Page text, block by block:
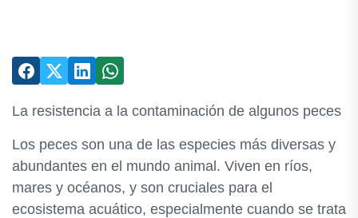
La resistencia a la contaminación de algunos peces
Los peces son una de las especies más diversas y
abundantes en el mundo animal. Viven en ríos,
mares y océanos, y son cruciales para el
ecosistema acuático, especialmente cuando se trata